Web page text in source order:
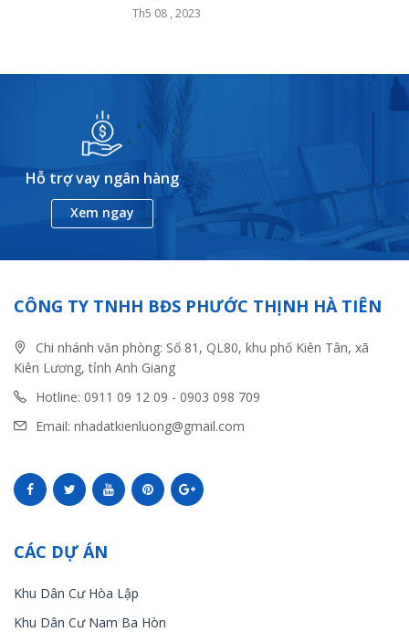
Th5 08 , 2023
Hỗ trợ vay ngân hàng
Xem ngay
CÔNG TY TNHH BĐS PHƯỚC THỊNH HÀ TIÊN
Chi nhánh văn phòng: Số 81, QL80, khu phố Kiên Tân, xã
Kiên Lương, tỉnh Anh Giang
Hotline: 0911 09 12 09 - 0903 098 709
Email: nhadatkienluong@gmail.com
CÁC DỰ ÁN
Khu Dân Cư Hòa Lập
Khu Dân Cư Nam Ba Hòn